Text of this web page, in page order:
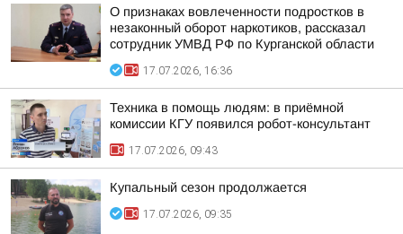
О признаках вовлеченности подростков в
незаконный оборот наркотиков, рассказал
сотрудник УМВД РФ по Курганской области
17.07.2026, 16:36
Техника в помощь людям: в приёмной
комиссии КГУ появился робот-консультант
17.07.2026, 09:43
Купальный сезон продолжается
17.07.2026, 09:35